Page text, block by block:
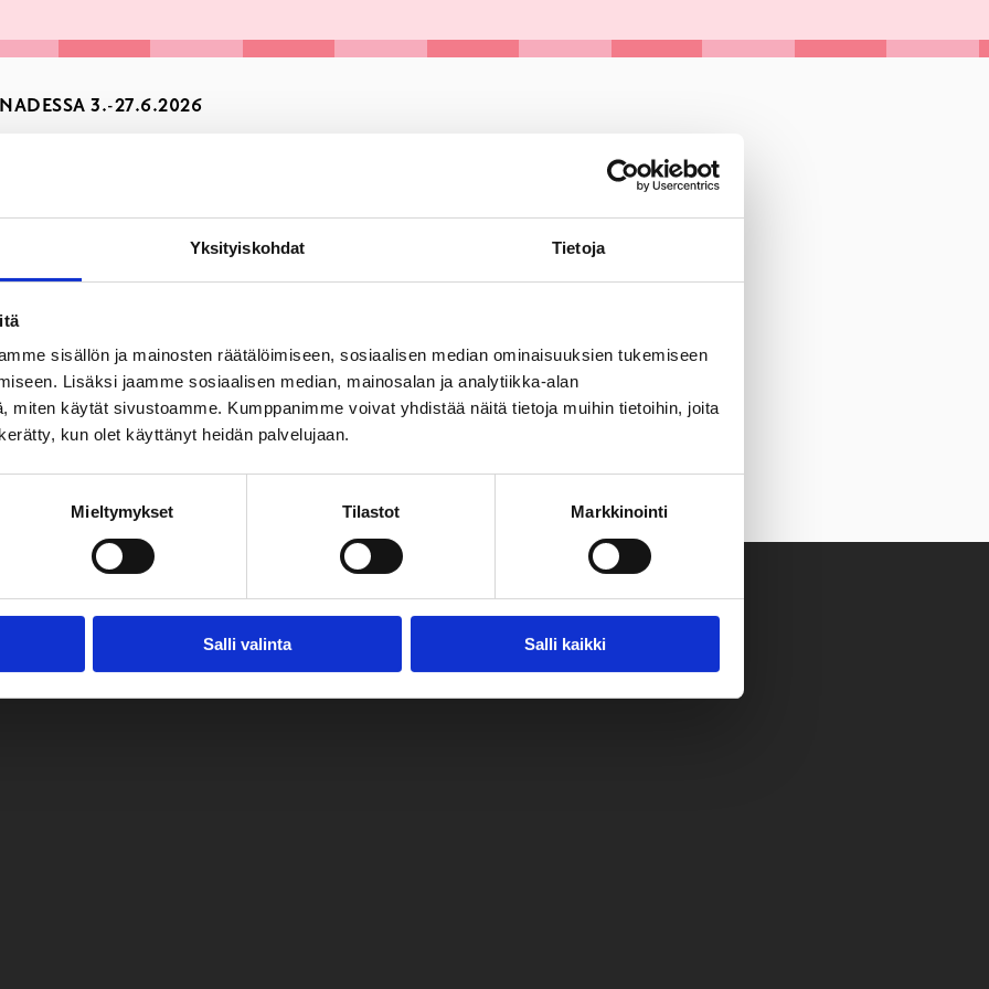
Yksityiskohdat Tietoja
sisällön ja mainosten räätälöimiseen, sosiaalisen median ominaisuuksien tukemiseen
Lisäksi jaamme sosiaalisen median, mainosalan ja analytiikka-alan
miten käytät sivustoamme. Kumppanimme voivat yhdistää näitä tietoja muihin tietoihin, joita
kun olet käyttänyt heidän palvelujaan.
Mieltymykset Tilastot Markkinointi
Salli valinta Salli kaikki
3.-27.6.2026
ma & to 11-19, ti, ke & pe 10-17, la 10-14, su suljettu